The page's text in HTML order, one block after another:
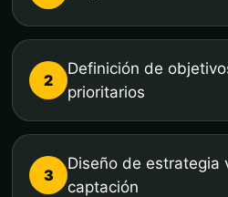
2
Definición de
prioritarios
3
Diseño de estrategia
captación